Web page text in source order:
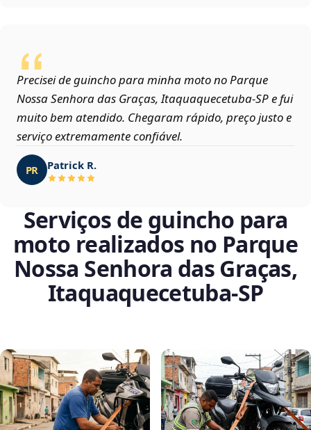
Precisei de guincho para minha moto no Parque
Nossa Senhora das Graças, Itaquaquecetuba‑SP e fui
muito bem atendido. Chegaram rápido, preço justo e
serviço extremamente confiável.
PR Patrick R.
Serviços de guincho para
moto realizados no Parque
Nossa Senhora das Graças,
Itaquaquecetuba‑SP